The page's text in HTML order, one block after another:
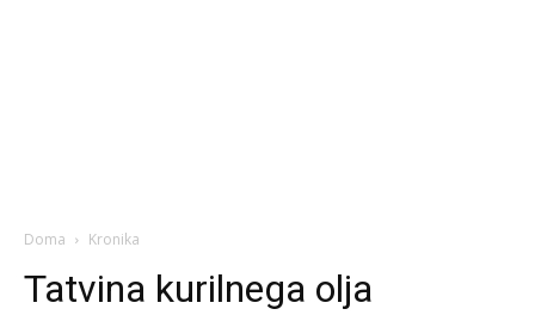
Doma Kronika
Tatvina kurilnega olja